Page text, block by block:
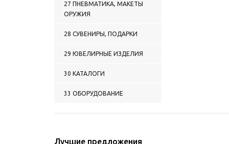
27 ПНЕВМАТИКА, МАКЕТЫ
ОРУЖИЯ
28 СУВЕНИРЫ, ПОДАРКИ
29 ЮВЕЛИРНЫЕ ИЗДЕЛИЯ
30 КАТАЛОГИ
33 ОБОРУДОВАНИЕ
Лучшие предложения